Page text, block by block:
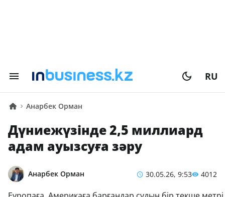
RU
Анарбек Орман
Дүниежүзінде 2,5 миллиард
адам ауызсуға зәру
Анарбек Орман 30.05.26, 9:53 4012